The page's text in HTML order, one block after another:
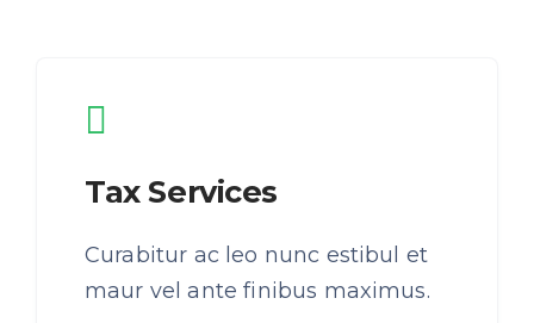
Tax Services
Curabitur ac leo nunc estibul et
maur vel ante finibus maximus.